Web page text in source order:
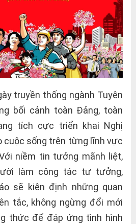
truyền thống ngành Tuyên
bối cảnh toàn Đảng, toàn
tích cực triển khai Nghị
cuộc sống trên từng lĩnh vực
niềm tin tưởng mãnh liệt,
làm công tác tư tưởng,
sẽ kiên định những quan
tắc, không ngừng đổi mới
thức để đáp ứng tình hình